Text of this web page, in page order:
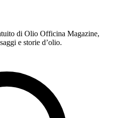
di Olio Officina Magazine,
e storie d’olio.